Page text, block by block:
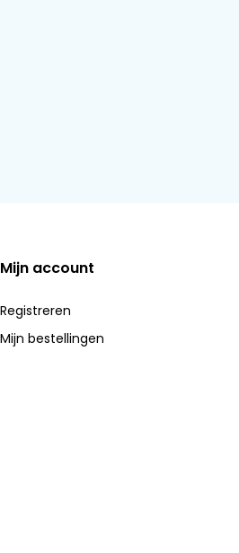
Mijn account
Registreren
Mijn bestellingen